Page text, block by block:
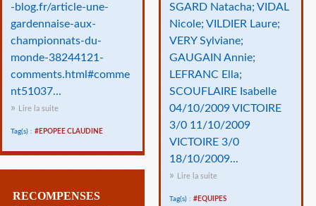
-blog.fr/article-une-
gardennaise-aux-
championnats-du-
monde-38244121-
comments.html#comme
nt51037...
Lire la suite
Tag(s) : #EPOPEE CLAUDINE
SGARD Natacha; VIDAL
Nicole; VILDIER Laure;
VERY Sylviane;
GAUGAIN Annie;
LEFRANC Ella;
SCOUFLAIRE Isabelle
04/10/2009 VICTOIRE
3/0 11/10/2009
VICTOIRE 3/0
18/10/2009...
Lire la suite
Tag(s) : #EQUIPES
RECOMPENSES